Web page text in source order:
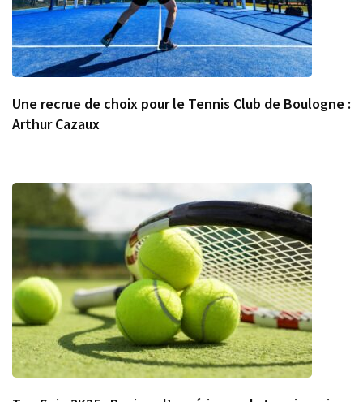
Une recrue de choix pour le Tennis Club de Boulogne :
Arthur Cazaux